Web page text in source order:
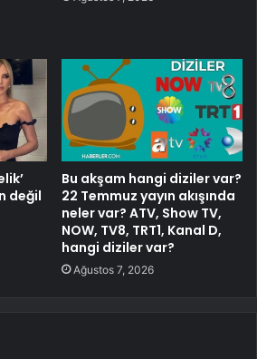
değil
Bu akşam hangi diziler var?
22 Temmuz yayın akışında
neler var? ATV, Show TV,
NOW, TV8, TRT1, Kanal D,
hangi diziler var?
Ağustos 7, 2026